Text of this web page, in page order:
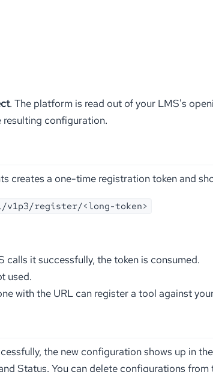
. The platform is read out of your LMS's
resulting configuration.
creates a one-time registration token and
register/<long-token>
it successfully, the token is consumed.
used.
with the URL can register a tool against
the new configuration shows up in the
Status. You can delete configurations